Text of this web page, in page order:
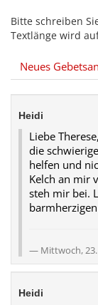
Bitte schreiben
Textlänge wird
Neues
Heidi
Liebe
die
helfen und
Kelch an mir
steh mir bei.
Mittwoch,
Heidi